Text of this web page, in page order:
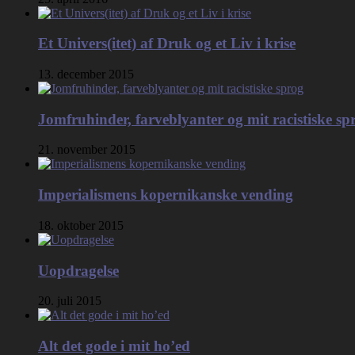
Et Univers(itet) af Druk og et Liv i krise
13. december 2015
Jomfruhinder, farveblyanter og mit racistiske
21. november 2015
Imperialismens kopernikanske vending
18. oktober 2015
Uopdragelse
20. juli 2015
Alt det gode i mit ho’ed